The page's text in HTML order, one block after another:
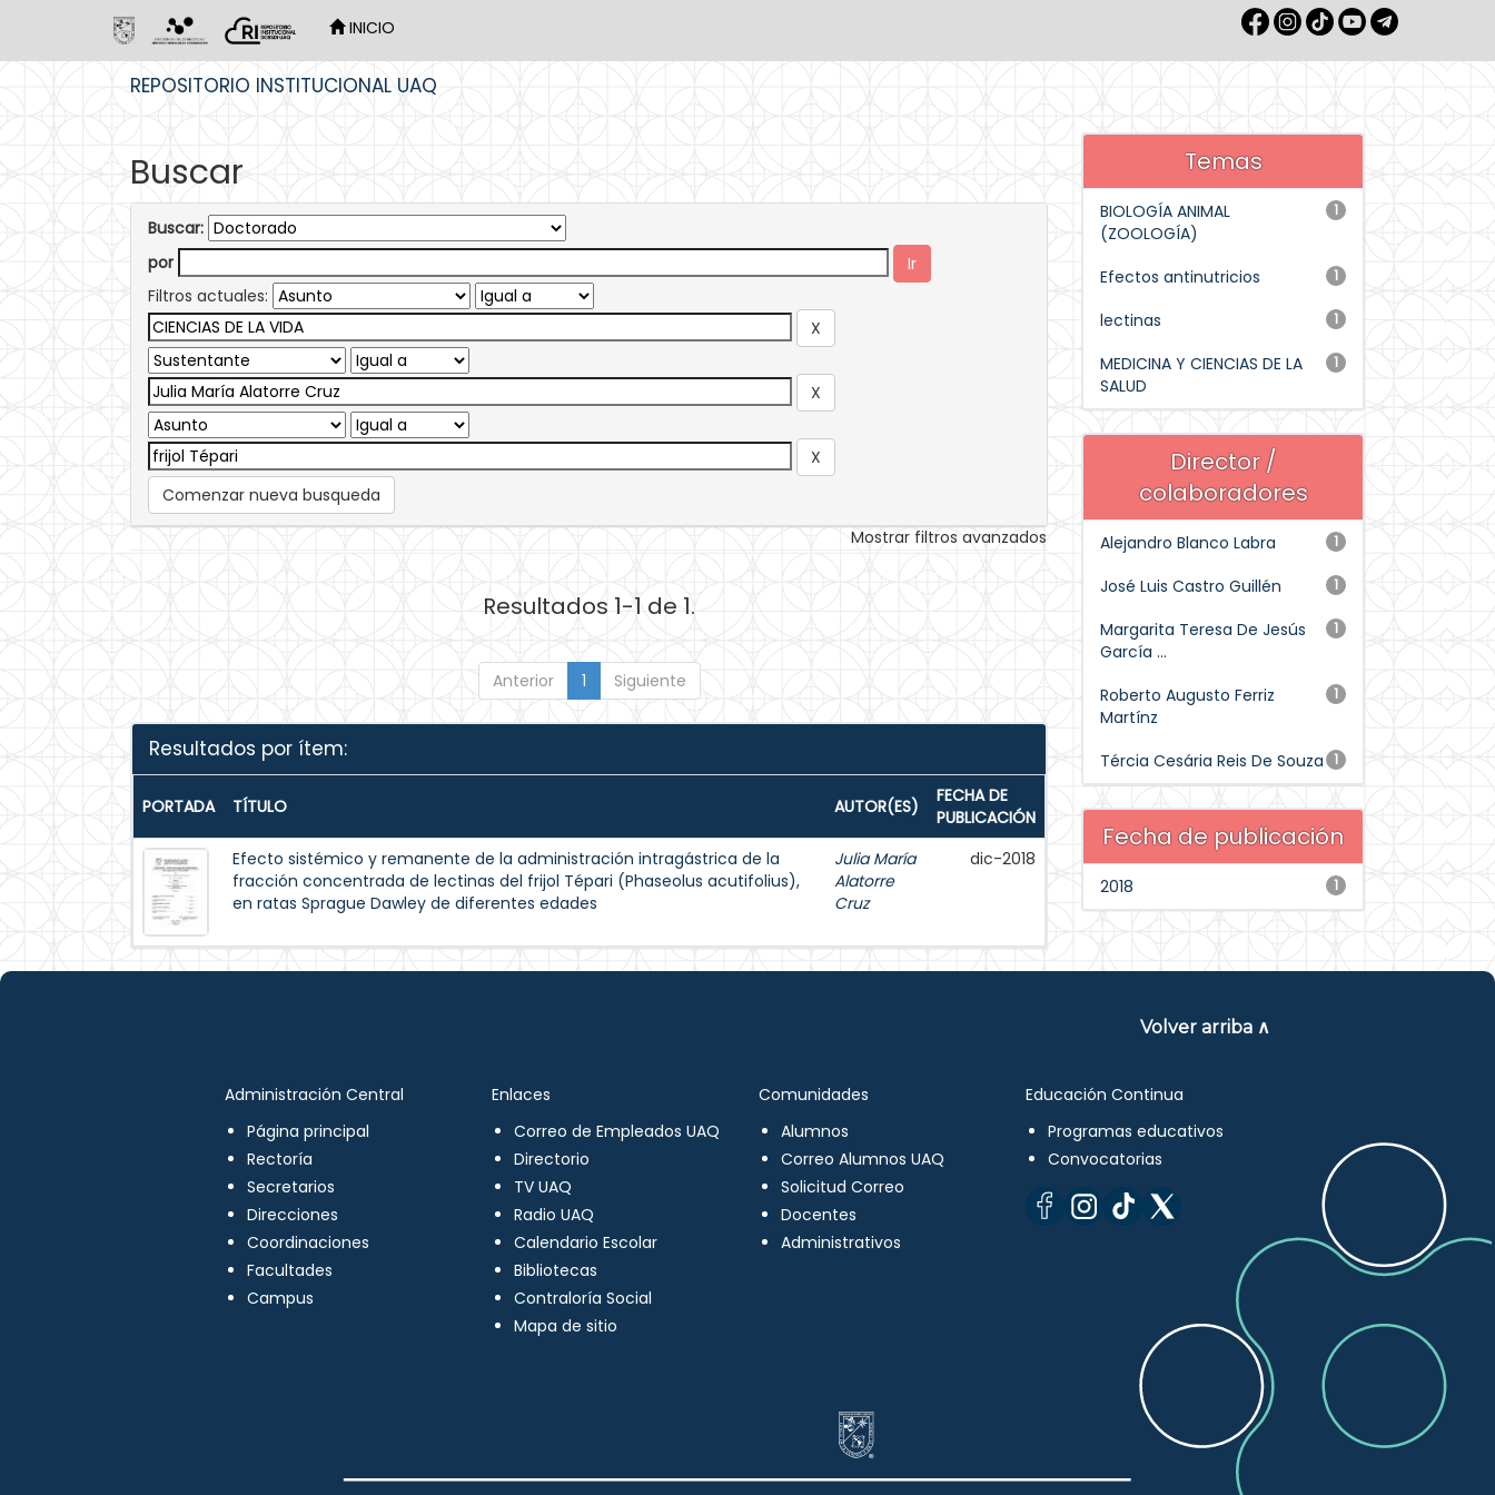
INICIO
REPOSITORIO INSTITUCIONAL UAQ
Buscar
Buscar:
por
Filtros actuales:
Comenzar nueva busqueda
Mostrar filtros avanzados
Resultados 1-1 de 1.
Anterior 1 Siguiente
Resultados por ítem:
PORTADA TÍTULO AUTOR(ES)
FECHA DE
PUBLICACIÓN
Efecto sistémico y remanente de la administración intragástrica de la
fracción concentrada de lectinas del frijol Tépari (Phaseolus acutifolius),
en ratas Sprague Dawley de diferentes edades
Julia María
Alatorre
Cruz
dic-2018
Temas
1
BIOLOGÍA ANIMAL
(ZOOLOGÍA)
1
Efectos antinutricios
1
lectinas
1
MEDICINA Y CIENCIAS DE LA
SALUD
Director /
colaboradores
1
Alejandro Blanco Labra
1
José Luis Castro Guillén
1
Margarita Teresa De Jesús
García ...
1
Roberto Augusto Ferriz
Martínz
1
Tércia Cesária Reis De Souza
Fecha de publicación
1
2018
Volver arriba ∧
Administración Central
Página principal
Rectoría
Secretarios
Direcciones
Coordinaciones
Facultades
Campus
Enlaces
Correo de Empleados UAQ
Directorio
TV UAQ
Radio UAQ
Calendario Escolar
Bibliotecas
Contraloría Social
Mapa de sitio
Comunidades
Alumnos
Correo Alumnos UAQ
Solicitud Correo
Docentes
Administrativos
Educación Continua
Programas educativos
Convocatorias